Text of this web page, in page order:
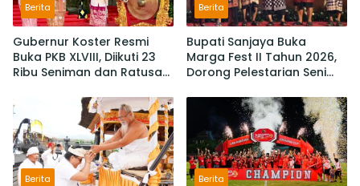
Berita
Gubernur Koster Resmi
Buka PKB XLVIII, Diikuti 23
Ribu Seniman dan Ratusan
IKM/UMKM Digratiskan
Berita
Bupati Sanjaya Buka
Marga Fest II Tahun 2026,
Dorong Pelestarian Seni
Potensi Lokal
Berita Berita